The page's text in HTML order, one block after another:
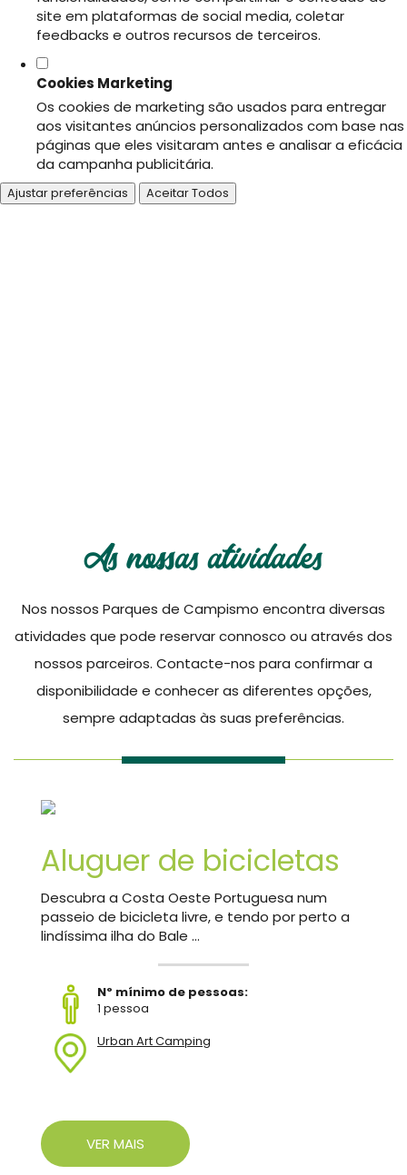
site em plataformas de social media, coletar
feedbacks e outros recursos de terceiros.
Cookies Marketing
Os cookies de marketing são usados para entregar
aos visitantes anúncios personalizados com base nas
páginas que eles visitaram antes e analisar a eficácia
da campanha publicitária.
Ajustar preferências Aceitar Todos
As nossas atividades
Nos nossos Parques de Campismo encontra diversas
atividades que pode reservar connosco ou através dos
nossos parceiros. Contacte-nos para confirmar a
disponibilidade e conhecer as diferentes opções,
sempre adaptadas às suas preferências.
Aluguer de bicicletas
Descubra a Costa Oeste Portuguesa num
passeio de bicicleta livre, e tendo por perto a
lindíssima ilha do Bale ...
Nº mínimo de pessoas:
1 pessoa
Urban Art Camping
VER MAIS